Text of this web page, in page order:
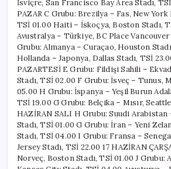
İsviçre, San Francisco Bay Area Stadı,
PAZAR C Grubu: Brezilya – Fas, New York
TSİ 01.00 Haiti – İskoçya, Boston Stadı,
Avustralya – Türkiye, BC Place Vancouver
Grubu: Almanya – Curaçao, Houston
Hollanda – Japonya, Dallas Stadı, TSİ
PAZARTESİ E Grubu: Fildişi Sahili –
Stadı, TSİ 02.00 F Grubu: İsveç – Tunus,
05.00 H Grubu: İspanya – Yeşil Burun
TSİ 19.00 G Grubu: Belçika – Mısır,
HAZİRAN SALI H Grubu: Suudi
Stadı, TSİ 01.00 G Grubu: İran – Yeni
Stadı, TSİ 04.00 I Grubu: Fransa –
Jersey Stadı, TSİ 22.00 17 HAZİRAN
Norveç, Boston Stadı, TSİ 01.00 J Grubu: